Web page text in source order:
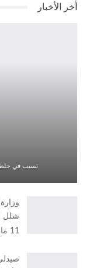
أخر الأخبار
تسبب في جلطات..
شلل
11 مارس, 2021